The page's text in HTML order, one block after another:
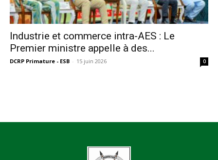
Industrie et commerce intra-AES : Le
Premier ministre appelle à des...
DCRP Primature - ESB - 15 juin 2026 0